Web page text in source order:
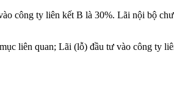
công ty liên kết B là 30%. Lãi nội bộ
liên quan; Lãi (lỗ) đầu tư vào công ty